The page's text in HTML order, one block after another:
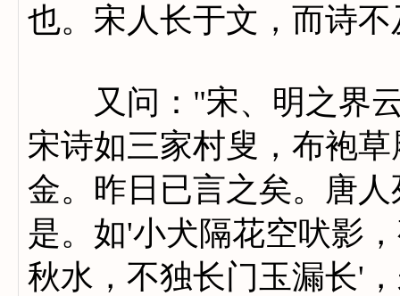
也。宋人长于文，而诗
又问："宋、明之界云
宋诗如三家村叟，布袍
金。昨日已言之矣。唐
是。如'小犬隔花空吠影
秋水，不独长门玉漏长'